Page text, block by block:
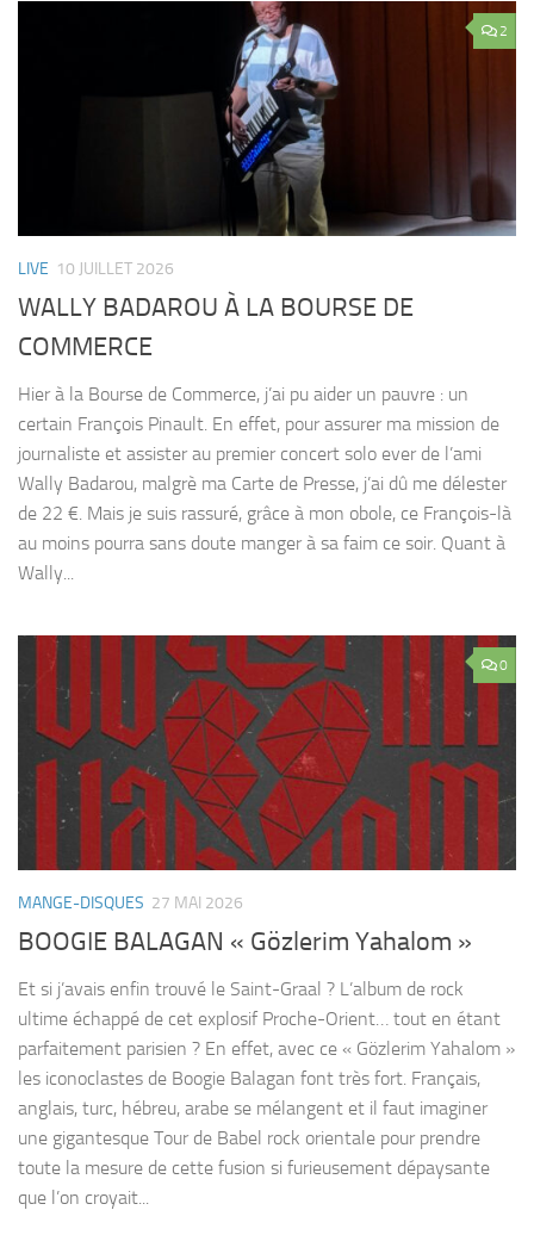
2
LIVE 10 JUILLET 2026
WALLY BADAROU À LA BOURSE DE
COMMERCE
Hier à la Bourse de Commerce, j’ai pu aider un pauvre : un
certain François Pinault. En effet, pour assurer ma mission de
journaliste et assister au premier concert solo ever de l’ami
Wally Badarou, malgrè ma Carte de Presse, j’ai dû me délester
de 22 €. Mais je suis rassuré, grâce à mon obole, ce François-là
au moins pourra sans doute manger à sa faim ce soir. Quant à
Wally...
0
MANGE-DISQUES 27 MAI 2026
BOOGIE BALAGAN « Gözlerim Yahalom »
Et si j’avais enfin trouvé le Saint-Graal ? L’album de rock
ultime échappé de cet explosif Proche-Orient… tout en étant
parfaitement parisien ? En effet, avec ce « Gözlerim Yahalom »
les iconoclastes de Boogie Balagan font très fort. Français,
anglais, turc, hébreu, arabe se mélangent et il faut imaginer
une gigantesque Tour de Babel rock orientale pour prendre
toute la mesure de cette fusion si furieusement dépaysante
que l’on croyait...